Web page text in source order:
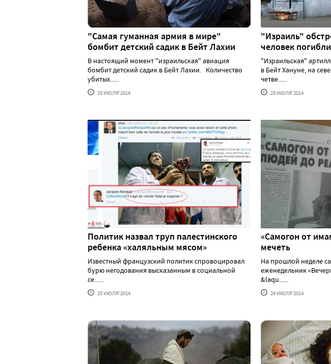
"Самая гуманная армия в мире"
бомбит детский садик в Бейт Лахии
В настоящий момент "израильская" авиация
бомбит детский садик в Бейт Лахии. Количество
убитых......
25 ИЮЛЯ'2014
"Израиль"
человек погибли
"Израильская"
в Бейт Хануне, на
четве......
25 ИЮЛЯ'2014
Политик назвал труп палестинского
ребенка «халяльным мясом»
Известный французский политик спровоцировал
бурю негодования высказанным в социальной
се......
25 ИЮЛЯ'2014
«Самогон от
мечеть
На прошлой неделе
еженедельник
&laqu......
24 ИЮЛЯ'2014